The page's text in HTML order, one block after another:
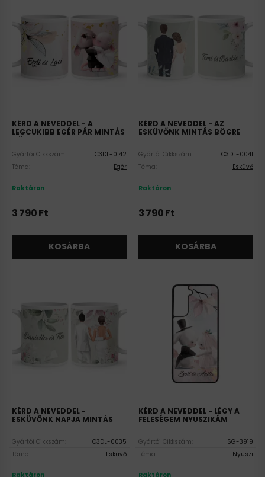
KÉRD A NEVEDDEL - A
LEGCUKIBB EGÉR PÁR MINTÁS
BÖGRE
Gyártói Cikkszám:
C3DL-0142
Téma:
Egér
Raktáron
3 790Ft
KOSÁRBA
KÉRD A NEVEDDEL - AZ
ESKÜVŐNK MINTÁS BÖGRE
Gyártói Cikkszám:
C3DL-0041
Téma:
Esküvő
Raktáron
3 790Ft
KOSÁRBA
KÉRD A NEVEDDEL -
ESKÜVŐNK NAPJA MINTÁS
Gyártói Cikkszám:
C3DL-0035
Téma:
Esküvő
Raktáron
KÉRD A NEVEDDEL - LÉGY A
FELESÉGEM NYUSZIKÁM
Gyártói Cikkszám:
SG-3919
Téma:
Nyuszi
Raktáron